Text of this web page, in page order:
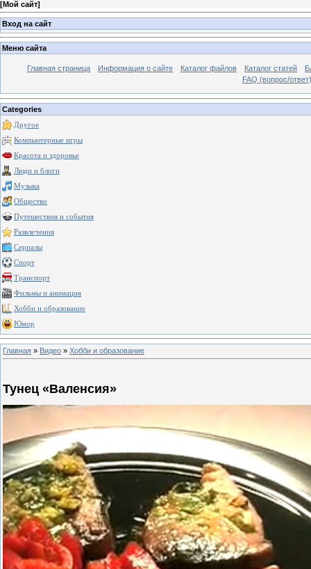
[Мой сайт]
Вход на сайт
Меню сайта
Главная страница Информация о сайте Каталог файлов Каталог статей
FAQ (вопрос/ответ)
Categories
Другое
Компьютерные игры
Красота и здоровье
Люди и блоги
Музыка
Общество
Путешествия и события
Развлечения
Сериалы
Спорт
Транспорт
Фильмы и анимация
Хобби и образование
Юмор
Главная » Видео » Хобби и образование
Тунец «Валенсия»